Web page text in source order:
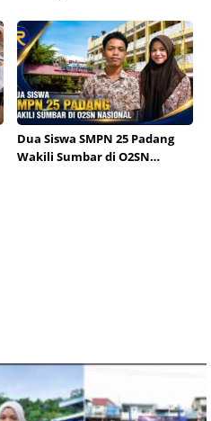
Nasional XII
Dua Siswa SMPN 25 Padang
Wakili Sumbar di O2SN